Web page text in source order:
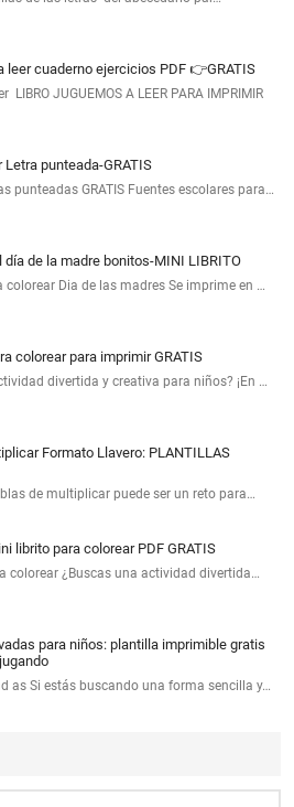
leer cuaderno ejercicios PDF 👉GRATIS
LIBRO JUGUEMOS A LEER PARA IMPRIMIR
Letra punteada-GRATIS
punteadas GRATIS Fuentes escolares para…
día de la madre bonitos-MINI LIBRITO
colorear Dia de las madres Se imprime en …
colorear para imprimir GRATIS
divertida y creativa para niños? ¡En …
Formato Llavero: PLANTILLAS
de multiplicar puede ser un reto para…
librito para colorear PDF GRATIS
colorear ¿Buscas una actividad divertida…
para niños: plantilla imprimible gratis
as Si estás buscando una forma sencilla y…